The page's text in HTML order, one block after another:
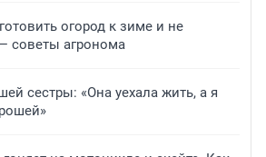
огород к зиме и не
советы агронома
сестры: «Она уехала жить, а я